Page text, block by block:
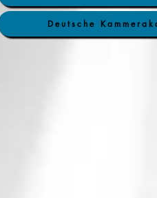
Deutsche